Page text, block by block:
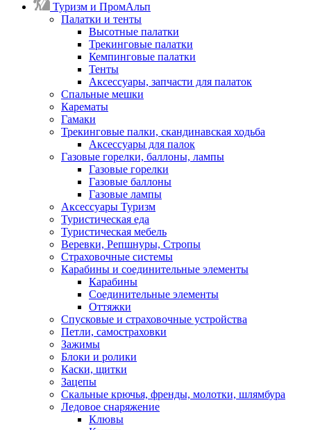
Туризм и ПромАльп
Палатки и тенты
Высотные палатки
Трекинговые палатки
Кемпинговые палатки
Тенты
Аксессуары, запчасти для палаток
Спальные мешки
Карематы
Гамаки
Трекинговые палки, скандинавская ходьба
Аксессуары для палок
Газовые горелки, баллоны, лампы
Газовые горелки
Газовые баллоны
Газовые лампы
Аксессуары Туризм
Туристическая еда
Туристическая мебель
Веревки, Репшнуры, Стропы
Страховочные системы
Карабины и соединительные элементы
Карабины
Соединительные элементы
Оттяжки
Спусковые и страховочные устройства
Петли, самостраховки
Зажимы
Блоки и ролики
Каски, щитки
Зацепы
Скальные крючья, френды, молотки, шлямбура
Ледовое снаряжение
Клювы